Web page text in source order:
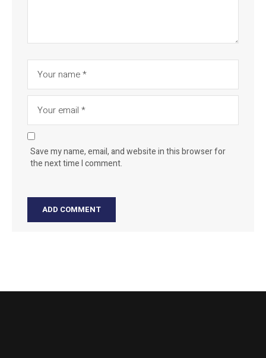
Save my name, email, and website in this browser for
the next time I comment.